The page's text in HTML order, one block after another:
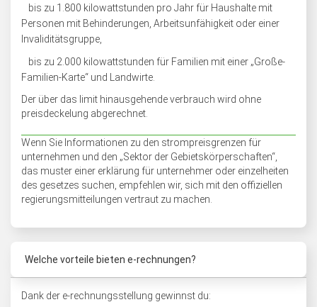
bis zu 1.800 kilowattstunden pro Jahr für Haushalte mit
Personen mit Behinderungen, Arbeitsunfähigkeit oder einer
Invaliditätsgruppe,
bis zu 2.000 kilowattstunden für Familien mit einer „Große-
Familien-Karte“ und Landwirte.
Der über das limit hinausgehende verbrauch wird ohne
preisdeckelung abgerechnet.
Wenn Sie Informationen zu den strompreisgrenzen für
unternehmen und den „Sektor der Gebietskörperschaften“,
das muster einer erklärung für unternehmer oder einzelheiten
des gesetzes suchen, empfehlen wir, sich mit den offiziellen
regierungsmitteilungen vertraut zu machen.
Welche vorteile bieten e-rechnungen?
Dank der e-rechnungsstellung gewinnst du: